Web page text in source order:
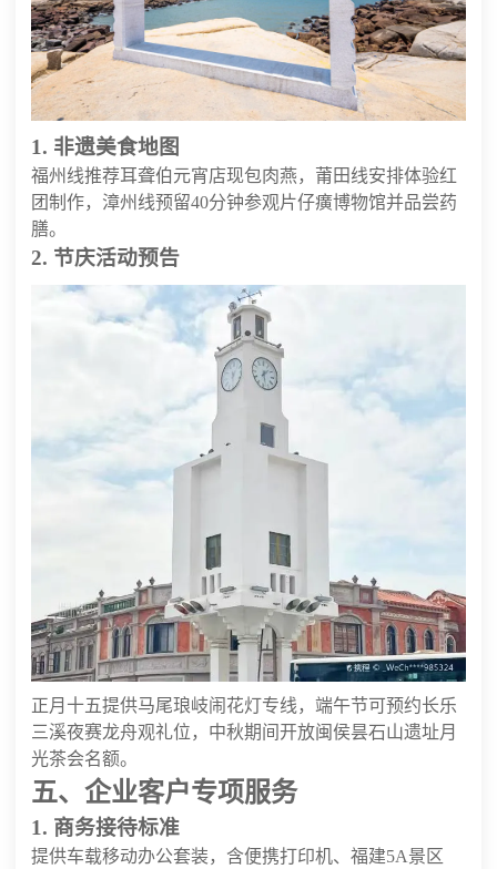
1. 非遗美食地图
福州线推荐耳聋伯元宵店现包肉燕，莆田线安排体验红
团制作，漳州线预留40分钟参观片仔癀博物馆并品尝药
膳。
2. 节庆活动预告
正月十五提供马尾琅岐闹花灯专线，端午节可预约长乐
三溪夜赛龙舟观礼位，中秋期间开放闽侯昙石山遗址月
光茶会名额。
五、企业客户专项服务
1. 商务接待标准
提供车载移动办公套装，含便携打印机、福建5A景区